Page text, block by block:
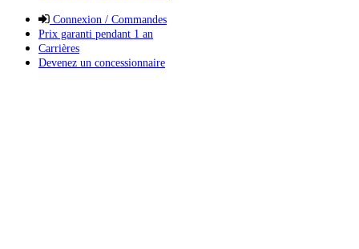
Connexion / Commandes
Prix garanti pendant 1 an
Carrières
Devenez un concessionnaire